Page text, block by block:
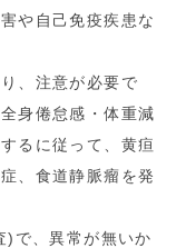
や自己免疫疾患な
、注意が必要で
身倦怠感・体重減
るに従って、黄疸
、食道静脈瘤を発
)で、異常が無いか